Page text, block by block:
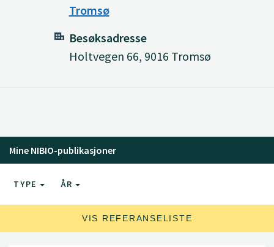
Tromsø
Besøksadresse
Holtvegen 66, 9016 Tromsø
Mine NIBIO-publikasjoner
TYPE ÅR
VIS REFERANSELISTE